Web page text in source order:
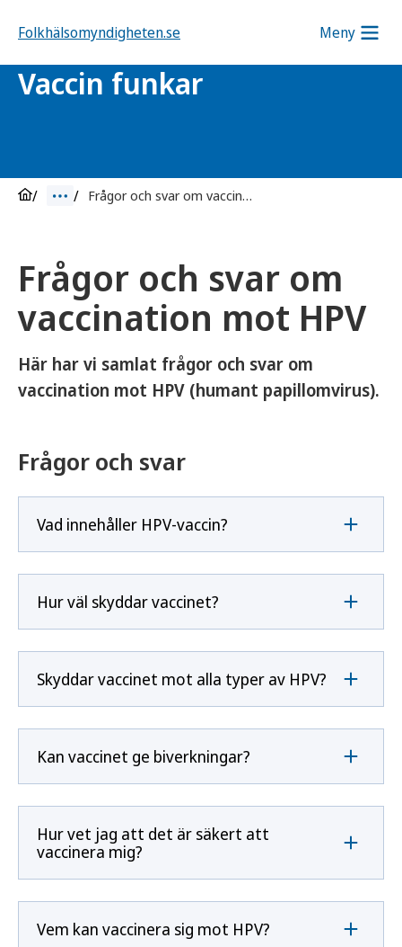
Folkhälsomyndigheten.se Meny
Vaccin funkar
Frågor och svar om vaccination mot HPV
Frågor och svar om
vaccination mot HPV
Här har vi samlat frågor och svar om
vaccination mot HPV (humant papillomvirus).
Frågor och svar
Vad innehåller HPV-vaccin?
Hur väl skyddar vaccinet?
Skyddar vaccinet mot alla typer av HPV?
Kan vaccinet ge biverkningar?
Hur vet jag att det är säkert att
vaccinera mig?
Vem kan vaccinera sig mot HPV?